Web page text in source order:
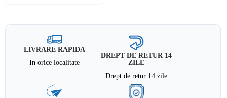
LIVRARE RAPIDA
In orice localitate
DREPT DE RETUR 14
ZILE
Drept de retur 14 zile